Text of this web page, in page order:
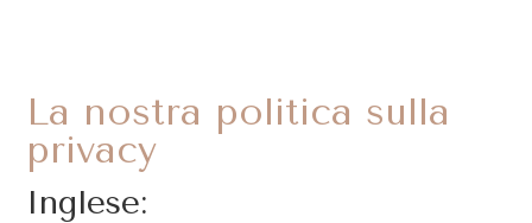
La nostra politica sulla
privacy
Inglese: